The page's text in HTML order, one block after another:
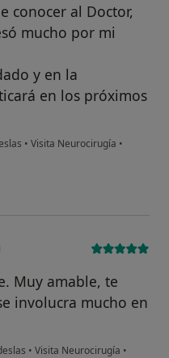
conocer al Doctor,
mucho por mi
y en la
en los próximos
• Visita Neurocirugía •
Muy amable, te
involucra mucho en
• Visita Neurocirugía •